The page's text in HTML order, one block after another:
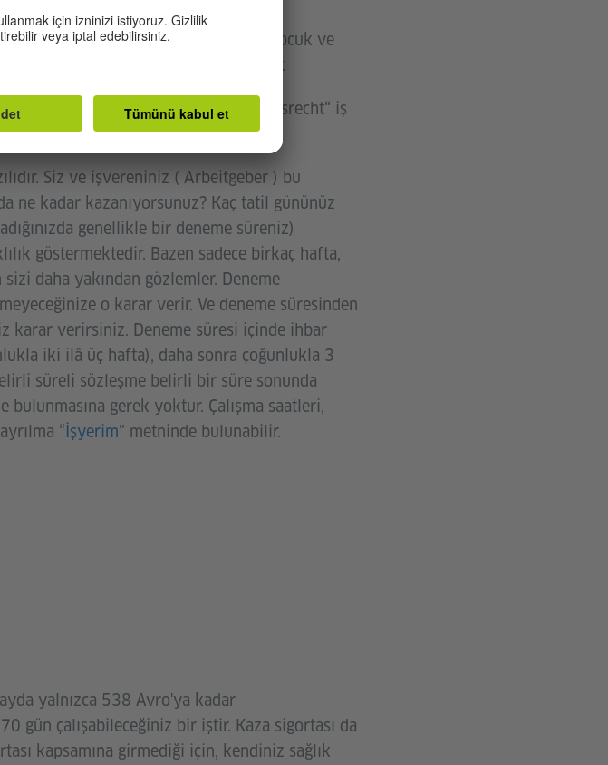
Göçmenler için Göçmenlik
Zuwanderer). 27 yaşın altındaki çocuk ve
bilgi edinebilir.
(+49 30 221 911 004). Burada „Arbeitsrecht“ iş
Siz ve işvereniniz ( Arbeitgeber ) bu
ne kadar kazanıyorsunuz? Kaç tatil gününüz
genellikle bir deneme süreniz)
göstermektedir. Bazen sadece birkaç hafta,
daha yakından gözlemler. Deneme
o karar verir. Ve deneme süresinden
karar verirsiniz. Deneme süresi içinde ihbar
iki ilâ üç hafta), daha sonra çoğunlukla 3
süreli sözleşme belirli bir süre sonunda
gerek yoktur. Çalışma saatleri,
“İşyerim” metninde bulunabilir.
yalnızca 538 Avro'ya kadar
gün çalışabileceğiniz bir iştir. Kaza sigortası da
kapsamına girmediği için, kendiniz sağlık